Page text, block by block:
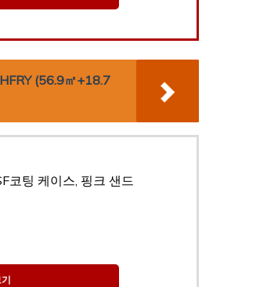
(56.9㎡+18.7
코팅 케이스, 핑크 샌드